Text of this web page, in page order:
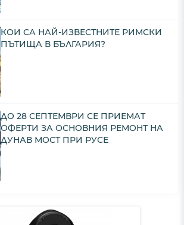
КОИ СА НАЙ-ИЗВЕСТНИТЕ РИМСКИ
ПЪТИЩА В БЪЛГАРИЯ?
ДО 28 СЕПТЕМВРИ СЕ ПРИЕМАТ
ОФЕРТИ ЗА ОСНОВНИЯ РЕМОНТ НА
ДУНАВ МОСТ ПРИ РУСЕ